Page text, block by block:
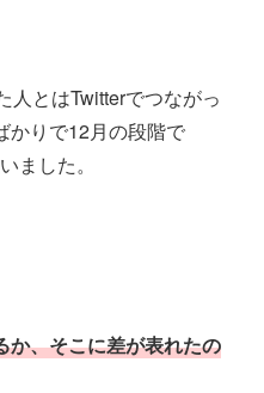
人とはTwitterでつながっ
かりで12月の段階で
ました。
か、そこに差が表れたの